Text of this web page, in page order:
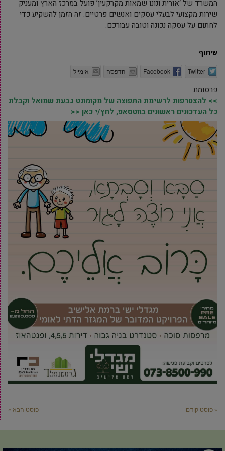
המשרד של ‘אורית ונונו שמאות מקרקעין’ פועל במרכז הארץ ומעניק
שירות מקצועי לבעלי עסקים ואנשים פרטיים. זה הזמן להשקיע כדי
לחתום על עסקה נכונה וטובה עבורכם.
שיתוף
Twitter
Facebook הדפסה אימייל
פרסומת
>> להצטרפות לרשימת התפוצה של מקומונט גבעת שמואל וקבלת
כל העדכונים ראשונים בווטסאפ, לחץ/י כאן <<
« פוסט קודם פוסט הבא »